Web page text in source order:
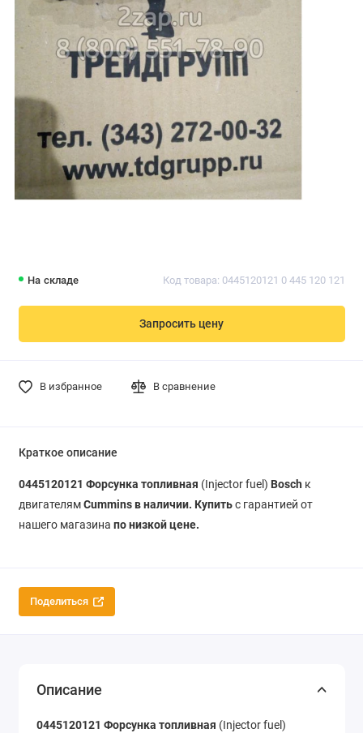
На складе Код товара: 0445120121 0 445 120 121
Запросить цену
В избранное В сравнение
Краткое описание
0445120121 Форсунка топливная (Injector fuel) Bosch к
двигателямCummins в наличии. Купитьс гарантией от
нашего магазина по низкой цене.
Поделиться
Описание
0445120121 Форсунка топливная (Injector fuel)